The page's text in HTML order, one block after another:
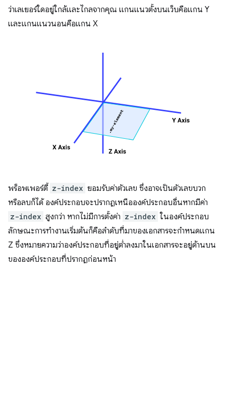
ว่าเลเยอร์ใดอยู่ใกล้และไกลจากคุณ แกนแนวตั้งบนเว็บคือแกน Y
และแกนแนวนอนคือแกน X
พร็อพเพอร์ตี้ z-index ยอมรับค่าตัวเลข ซึ่งอาจเป็นตัวเลขบวก
หรือลบก็ได้ องค์ประกอบจะปรากฏเหนือองค์ประกอบอื่นหากมีค่า
z-index สูงกว่า หากไม่มีการตั้งค่า z-index ในองค์ประกอบ
ลักษณะการทำงานเริ่มต้นก็คือลำดับที่มาของเอกสารจะกำหนดแกน
Z ซึ่งหมายความว่าองค์ประกอบที่อยู่ต่ำลงมาในเอกสารจะอยู่ด้านบน
ขององค์ประกอบที่ปรากฏก่อนหน้า